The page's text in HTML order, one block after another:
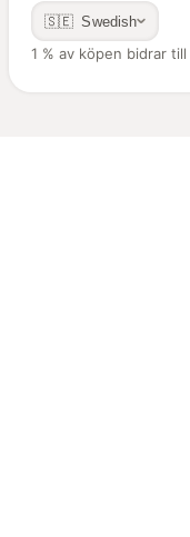
🇸🇪 Swedish
1 % av köpen bidrar till